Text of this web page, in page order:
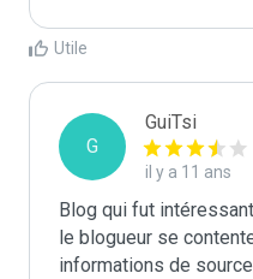
Utile
G
GuiTsi
il y a 11 ans
Blog qui fut
le blogueur se
informations de